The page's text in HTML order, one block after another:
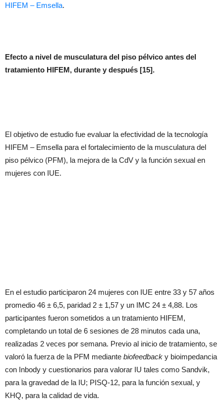
HIFEM – Emsella.
Efecto a nivel de musculatura del piso pélvico antes del
tratamiento HIFEM, durante y después [15].
El objetivo de estudio fue evaluar la efectividad de la tecnología
HIFEM – Emsella para el fortalecimiento de la musculatura del
piso pélvico (PFM), la mejora de la CdV y la función sexual en
mujeres con IUE.
En el estudio participaron 24 mujeres con IUE entre 33 y 57 años
promedio 46 ± 6,5, paridad 2 ± 1,57 y un IMC 24 ± 4,88. Los
participantes fueron sometidos a un tratamiento HIFEM,
completando un total de 6 sesiones de 28 minutos cada una,
realizadas 2 veces por semana. Previo al inicio de tratamiento, se
valoró la fuerza de la PFM mediante biofeedback y bioimpedancia
con Inbody y cuestionarios para valorar IU tales como Sandvik,
para la gravedad de la IU; PISQ-12, para la función sexual, y
KHQ, para la calidad de vida.